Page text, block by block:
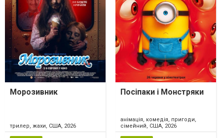
Морозивник
трилер, жахи, США, 2026
Посіпаки і Монстряки
анімація, комедія, пригоди,
сімейний, США, 2026